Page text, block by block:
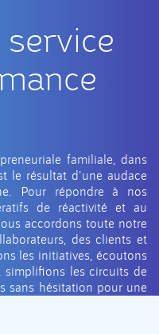
service
familiale, dans
le résultat d'une audace
Pour répondre à nos
de réactivité et au
accordons toute notre
des clients et
les initiatives, écoutons
simplifions les circuits de
sans hésitation pour une